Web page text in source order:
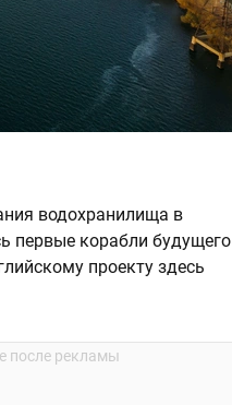
водохранилища в
первые корабли будущего
проекту здесь